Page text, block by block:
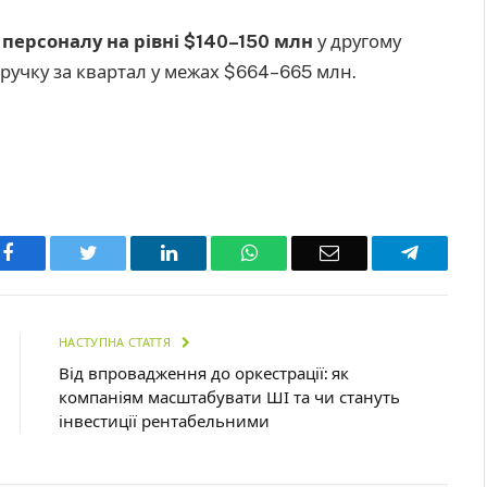
на рівні $140–150 млн у другому
за квартал у межах $664–665 млн.
Facebook Twitter LinkedIn WhatsAppEmail
НАСТУПНА СТАТТЯ
Від впровадження до оркестрації: як
компаніям масштабувати ШІ та чи стануть
інвестиції рентабельними